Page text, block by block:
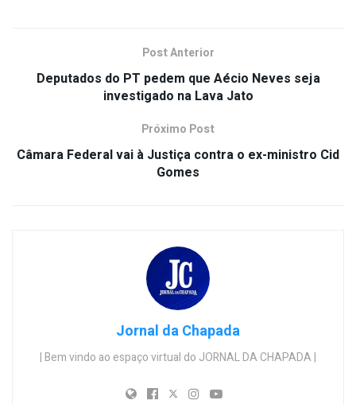
Post Anterior
Deputados do PT pedem que Aécio Neves seja
investigado na Lava Jato
Próximo Post
Câmara Federal vai à Justiça contra o ex-ministro Cid
Gomes
Jornal da Chapada
| Bem vindo ao espaço virtual do JORNAL DA CHAPADA |